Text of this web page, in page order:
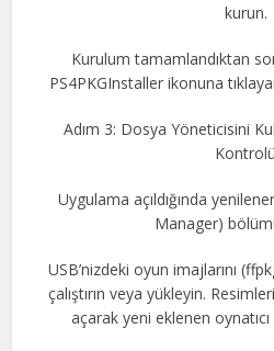
kurun.
Kurulum tamamlandıktan
PS4PKGInstaller ikonuna
Adım 3: Dosya Yöneticisini
Kontrolü
Uygulama açıldığında
Manager)
USB’nizdeki oyun imajlarını
çalıştırın veya yükleyin.
açarak yeni eklenen